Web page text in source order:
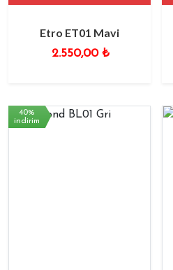
Etro ET01 Mavi
2.550,00 ₺
40%
indirim